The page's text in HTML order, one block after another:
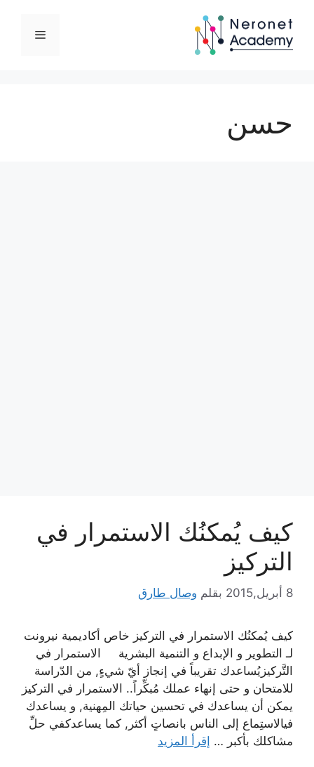
المحتوى
القائمة
حسن
كيف يُمكنُك الاستمرار في
التركيز
8 أبريل,2015 بقلم وصال طارق
كيف يُمكنُك الاستمرار في التركيز خاص أكاديمية نيرونت
لـ التطوير و الإبداع و التنمية البشرية الاستمرار في
التَّركيزيُساعدك تقريباً في إنجاز أيّ شيءٍ, من الدّراسة
للامتحان و حتى إنهاء عملك مُبكِّراً.. الاستمرار في التركيز
يمكن أن يساعدك في تحسين حياتك المِهنية, و يساعدك
فيالاستِماع إلى الناس بانصاتٍ أكثر, كما يساعدكفي حلِّ
مشاكلك بأكبر … إقرأ المزيد